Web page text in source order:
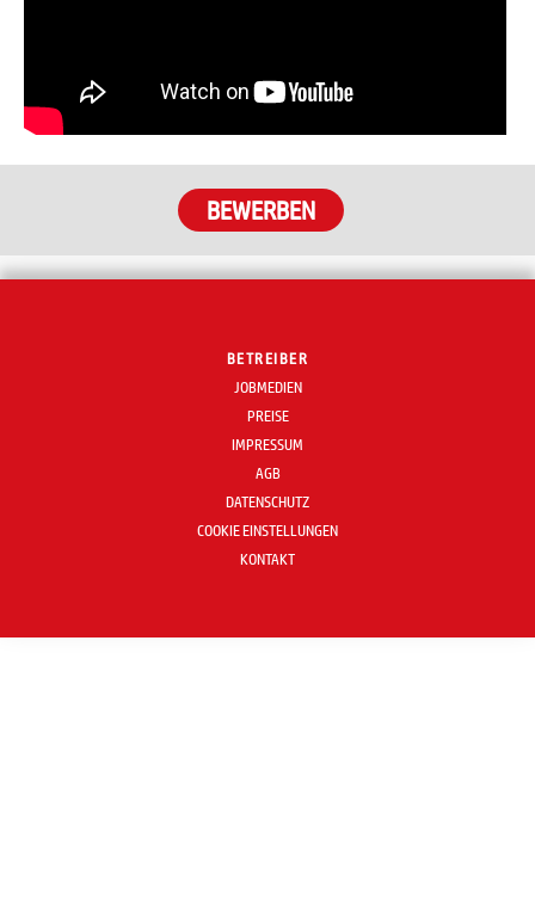
BETREIBER
JOBMEDIEN
PREISE
IMPRESSUM
AGB
DATENSCHUTZ
COOKIE EINSTELLUNGEN
KONTAKT